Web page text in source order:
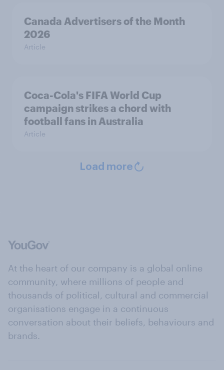
Canada Advertisers of the Month
2026
Article
Coca-Cola's FIFA World Cup
campaign strikes a chord with
football fans in Australia
Article
Load more
At the heart of our company is a global online
community, where millions of people and
thousands of political, cultural and commercial
organisations engage in a continuous
conversation about their beliefs, behaviours and
brands.